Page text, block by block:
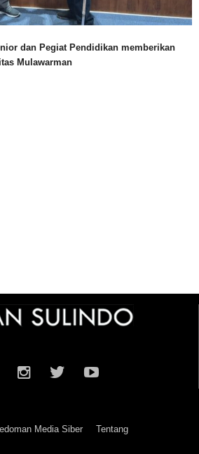
dan Pegiat Pendidikan memberikan
Mulawarman
Media Siber Tentang